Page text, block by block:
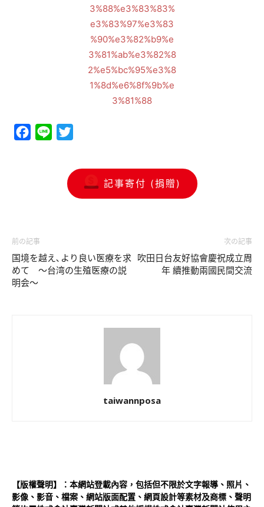
Facebook
Line
記事寄付 (捐贈)
前の記事
国境を越え､より良い医療を求
めて ～台湾の生殖医療の説
明会～
次の記事
吹田日台友好協會慶祝成立周
年 續推動兩國民間交流
taiwannposa
【版權聲明】：本網站登載內容，包括但不限於文字報導、照片、
影像、影音、檔案、網站版面配置、網頁設計等素材及商標、聲明